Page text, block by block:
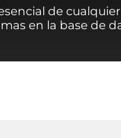
de
en la base de